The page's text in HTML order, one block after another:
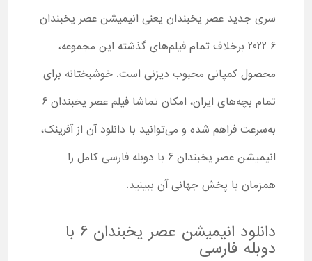
سری جدید عصر یخبندان یعنی انیمیشن عصر یخبندان
6 2022 برخلاف تمام فیلم‌های گذشته این مجموعه،
محصول کمپانی محبوب دیزنی است. خوشبختانه برای
تمام بچه‌های ایران، امکان تماشا فیلم عصر یخبندان 6
به‌سرعت فراهم شده و می‌توانید با دانلود آن از آفرینک،
انیمیشن عصر یخبندان 6 با دوبله فارسی کامل را
همزمان با پخش جهانی آن ببینید.
دانلود انیمیشن عصر یخبندان 6 با
دوبله فارسی